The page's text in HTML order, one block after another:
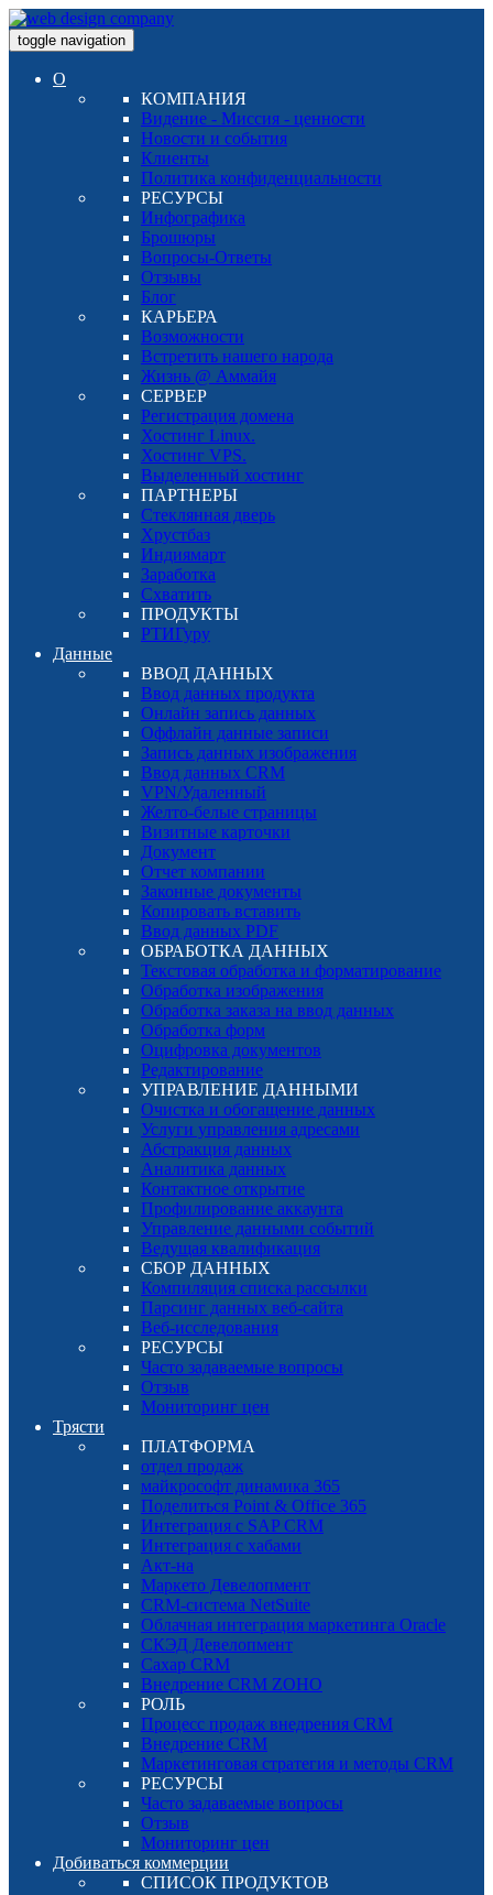
toggle navigation
О
КОМПАНИЯ
Видение - Миссия - ценности
Новости и события
Клиенты
Политика конфиденциальности
РЕСУРСЫ
Инфографика
Брошюры
Вопросы-Ответы
Отзывы
Блог
КАРЬЕРА
Возможности
Встретить нашего народа
Жизнь @ Аммайя
СЕРВЕР
Регистрация домена
Хостинг Linux.
Хостинг VPS.
Выделенный хостинг
ПАРТНЕРЫ
Стеклянная дверь
Хрустбаз
Индиямарт
Заработка
Схватить
ПРОДУКТЫ
РТИГуру
Данные
ВВОД ДАННЫХ
Ввод данных продукта
Онлайн запись данных
Оффлайн данные записи
Запись данных изображения
Ввод данных CRM
VPN/Удаленный
Желто-белые страницы
Визитные карточки
Документ
Отчет компании
Законные документы
Копировать вставить
Ввод данных PDF
ОБРАБОТКА ДАННЫХ
Текстовая обработка и форматирование
Обработка изображения
Обработка заказа на ввод данных
Обработка форм
Оцифровка документов
Редактирование
УПРАВЛЕНИЕ ДАННЫМИ
Очистка и обогащение данных
Услуги управления адресами
Абстракция данных
Аналитика данных
Контактное открытие
Профилирование аккаунта
Управление данными событий
Ведущая квалификация
СБОР ДАННЫХ
Компиляция списка рассылки
Парсинг данных веб-сайта
Веб-исследования
РЕСУРСЫ
Часто задаваемые вопросы
Отзыв
Мониторинг цен
Трясти
ПЛАТФОРМА
отдел продаж
майкрософт динамика 365
Поделиться Point & Office 365
Интеграция с SAP CRM
Интеграция с хабами
Акт-на
Маркето Девелопмент
CRM-система NetSuite
Облачная интеграция маркетинга Oracle
СКЭД Девелопмент
Сахар CRM
Внедрение CRM ZOHO
РОЛЬ
Процесс продаж внедрения CRM
Внедрение CRM
Маркетинговая стратегия и методы CRM
РЕСУРСЫ
Часто задаваемые вопросы
Отзыв
Мониторинг цен
Добиваться коммерции
СПИСОК ПРОДУКТОВ